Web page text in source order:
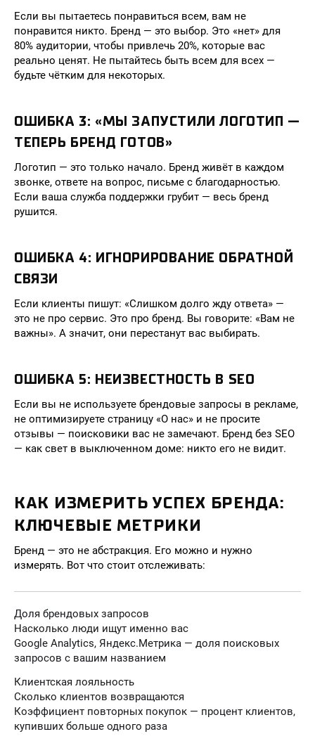
Если вы пытаетесь понравиться всем, вам не
понравится никто. Бренд — это выбор. Это «нет» для
80% аудитории, чтобы привлечь 20%, которые вас
реально ценят. Не пытайтесь быть всем для всех —
будьте чётким для некоторых.
ОШИБКА 3: «МЫ ЗАПУСТИЛИ ЛОГОТИП —
ТЕПЕРЬ БРЕНД ГОТОВ»
Логотип — это только начало. Бренд живёт в каждом
звонке, ответе на вопрос, письме с благодарностью.
Если ваша служба поддержки грубит — весь бренд
рушится.
ОШИБКА 4: ИГНОРИРОВАНИЕ ОБРАТНОЙ
СВЯЗИ
Если клиенты пишут: «Слишком долго жду ответа» —
это не про сервис. Это про бренд. Вы говорите: «Вам не
важны». А значит, они перестанут вас выбирать.
ОШИБКА 5: НЕИЗВЕСТНОСТЬ В SEO
Если вы не используете брендовые запросы в рекламе,
не оптимизируете страницу «О нас» и не просите
отзывы — поисковики вас не замечают. Бренд без SEO
— как свет в выключенном доме: никто его не видит.
КАК ИЗМЕРИТЬ УСПЕХ БРЕНДА:
КЛЮЧЕВЫЕ МЕТРИКИ
Бренд — это не абстракция. Его можно и нужно
измерять. Вот что стоит отслеживать:
Доля брендовых запросов
Насколько люди ищут именно вас
Google Analytics, Яндекс.Метрика — доля поисковых
запросов с вашим названием
Клиентская лояльность
Сколько клиентов возвращаются
Коэффициент повторных покупок — процент клиентов,
купивших больше одного раза